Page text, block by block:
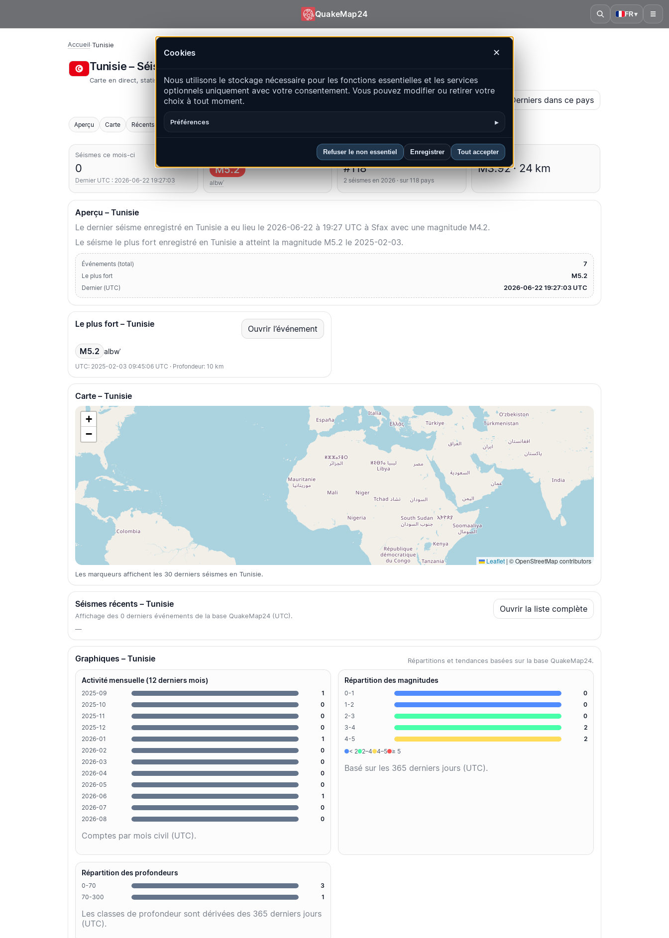
QuakeMap24 FR▾ ☰
Cookies ✕
Nous utilisons le stockage nécessaire pour les fonctions essentielles et les services
optionnels uniquement avec votre consentement. Vous pouvez modifier ou retirer votre
choix à tout moment.
Préférences ▸
Refuser le non essentiel Enregistrer Tout accepter
Accueil·Tunisie
Tunisie – Séismes | QuakeMap24
Carte en direct, statistiques et événements récents
Derniers dans ce pays
Aperçu Carte Récents Graphiques Principales régions
Séismes ce mois-ci
0
Dernier UTC : 2026-06-22 19:27:03
M5.2
albwʿ
Classement du pays
#118
2 séismes en 2026 · sur 118 pays
Moyennes
M3.92 · 24 km
Aperçu – Tunisie
Le dernier séisme enregistré en Tunisie a eu lieu le 2026-06-22 à 19:27 UTC à Sfax avec une magnitude M4.2.
Le séisme le plus fort enregistré en Tunisie a atteint la magnitude M5.2 le 2025-02-03.
Événements (total) 7
Le plus fort M5.2
Dernier (UTC) 2026-06-22 19:27:03 UTC
Le plus fort – Tunisie Ouvrir l’événement
M5.2 albwʿ
UTC: 2025-02-03 09:45:06 UTC · Profondeur: 10 km
Carte – Tunisie
+
−
Leaflet | © OpenStreetMap contributors
Les marqueurs affichent les 30 derniers séismes en Tunisie.
Séismes récents – Tunisie
Affichage des 0 derniers événements de la base QuakeMap24 (UTC).
Ouvrir la liste complète
—
Graphiques – Tunisie Répartitions et tendances basées sur la base QuakeMap24.
Activité mensuelle (12 derniers mois)
2025-09
1
2025-10
0
2025-11
0
2025-12
0
2026-01
1
2026-02
0
2026-03
0
2026-04
0
2026-05
0
2026-06
1
2026-07
0
2026-08
0
Comptes par mois civil (UTC).
Répartition des magnitudes
0-1
0
1-2
0
2-3
0
3-4
2
4-5
2
< 2
2–4 4–5 ≥ 5
Basé sur les 365 derniers jours (UTC).
Répartition des profondeurs
0-70
3
70-300
1
Les classes de profondeur sont dérivées des 365 derniers jours
(UTC).